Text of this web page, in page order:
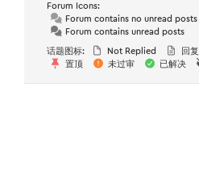
Forum Icons:
Forum contains no unread posts
Forum contains unread posts
话题图标: Not Replied 回复
置顶
未过审 已解决